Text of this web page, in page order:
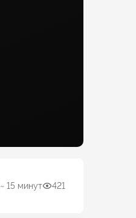
~ 15 минут 421